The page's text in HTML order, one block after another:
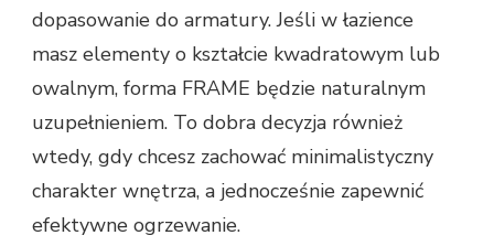
dopasowanie do armatury. Jeśli w łazience
masz elementy o kształcie kwadratowym lub
owalnym, forma FRAME będzie naturalnym
uzupełnieniem. To dobra decyzja również
wtedy, gdy chcesz zachować minimalistyczny
charakter wnętrza, a jednocześnie zapewnić
efektywne ogrzewanie.